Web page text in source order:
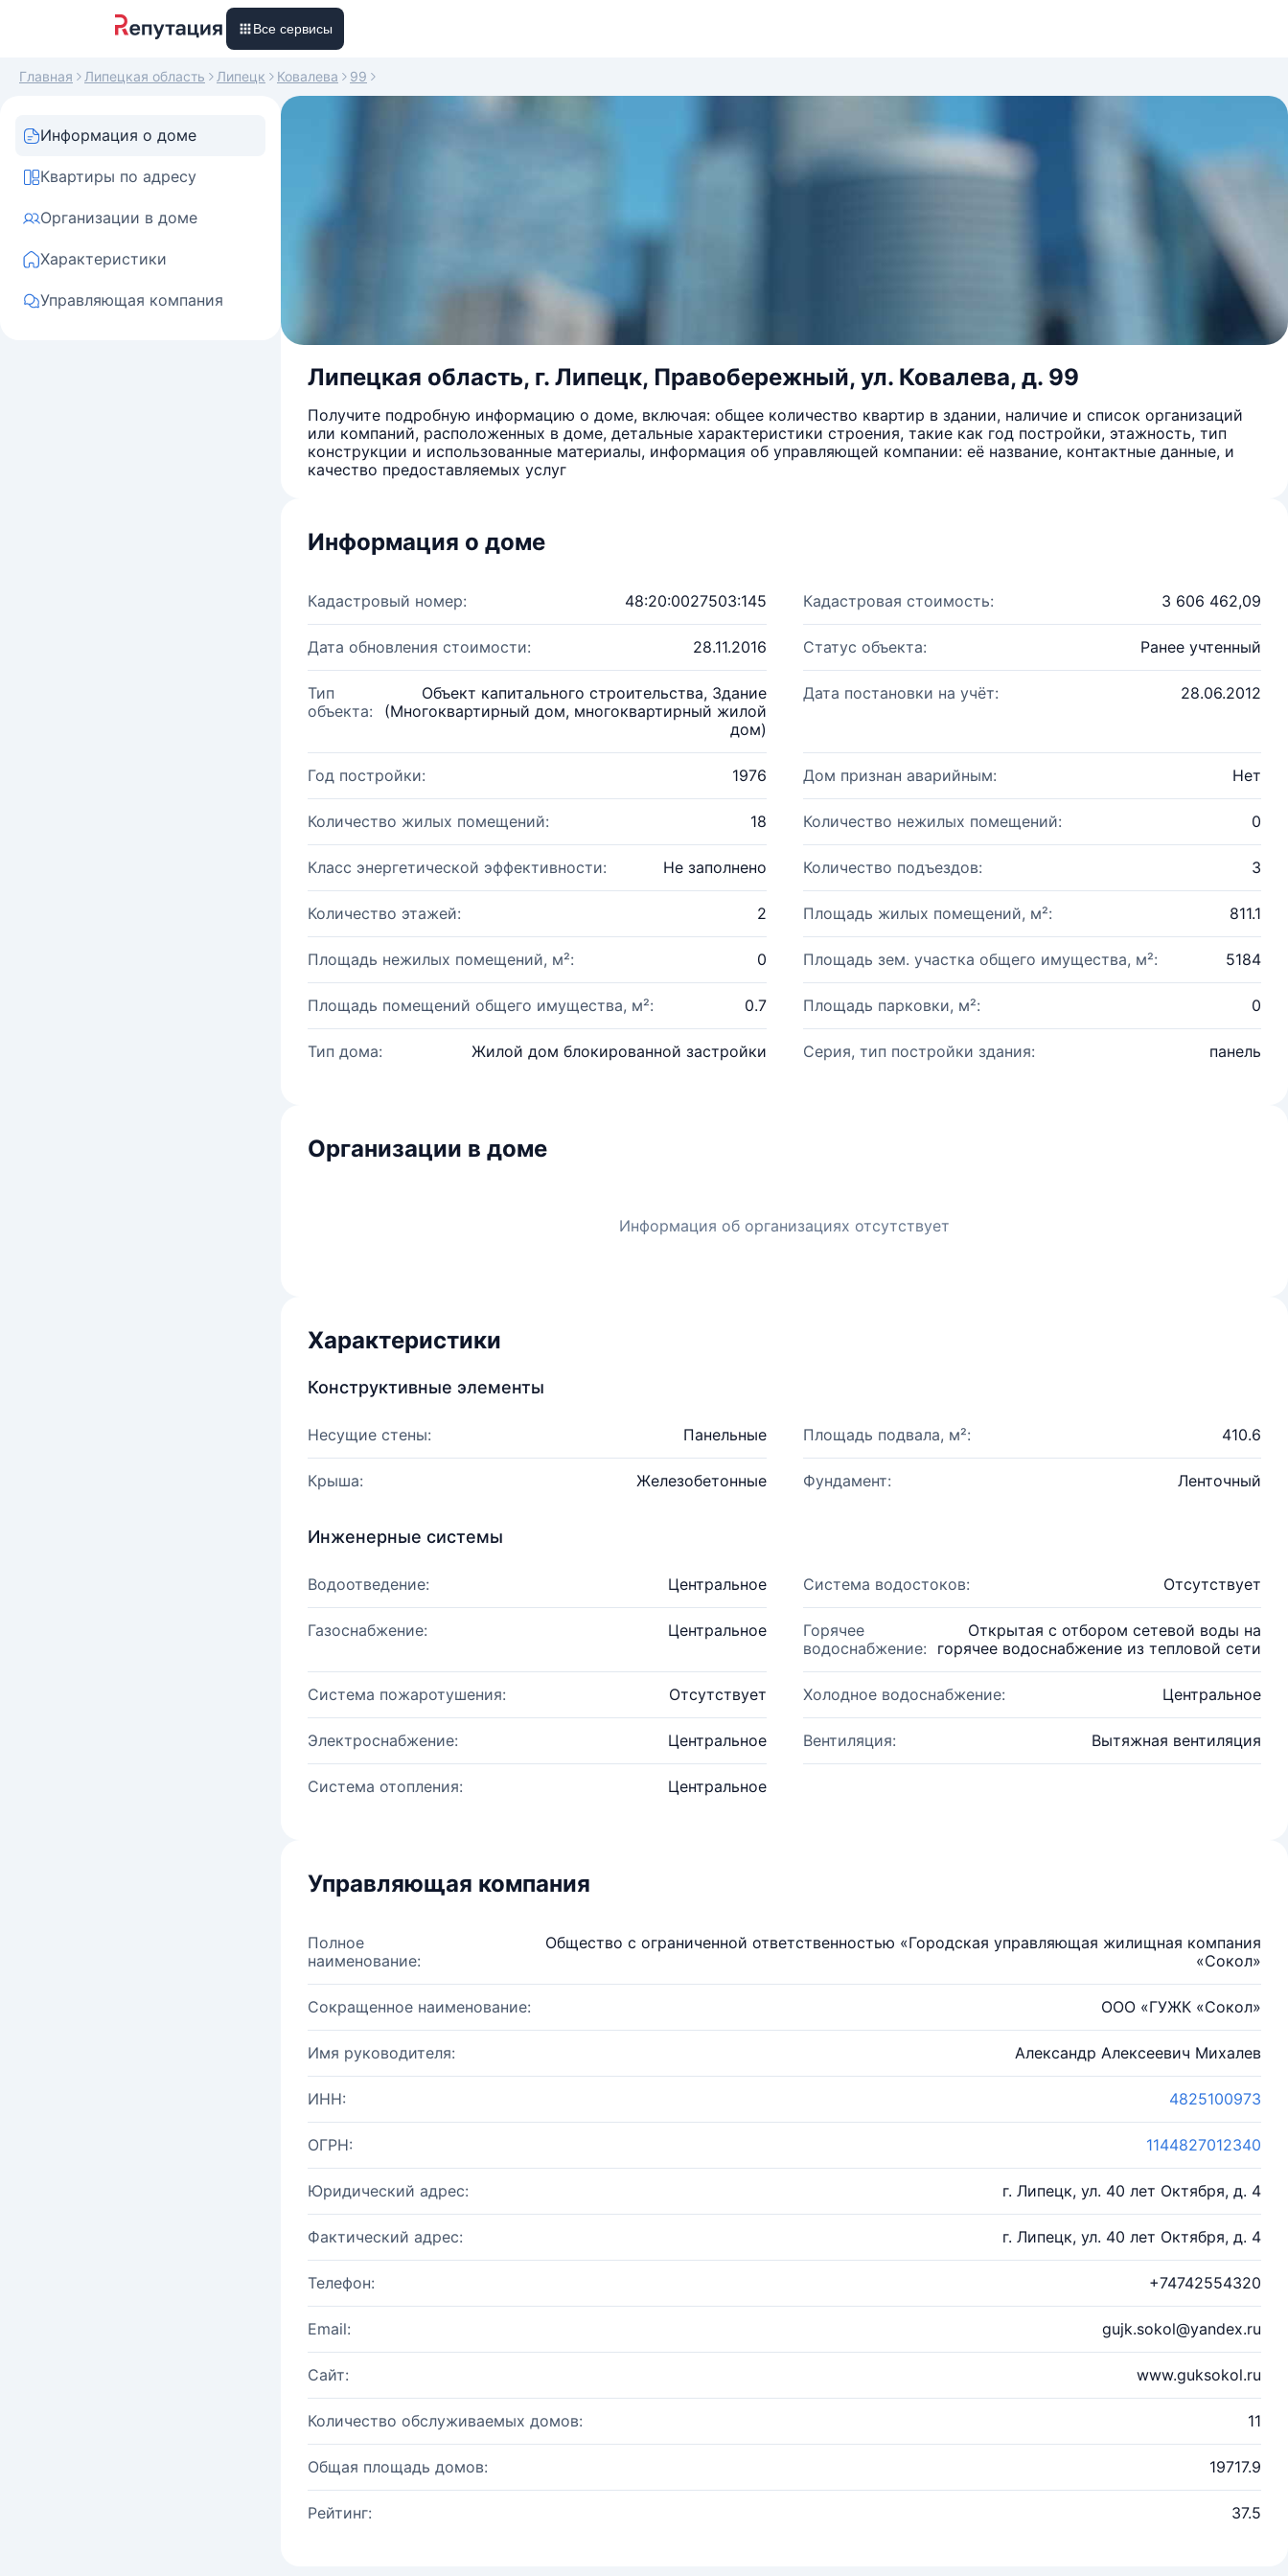
Все сервисы
Главная Липецкая область Липецк Ковалева 99
Информация о доме
Квартиры по адресу
Организации в доме
Характеристики
Управляющая компания
Липецкая область, г. Липецк, Правобережный, ул. Ковалева, д. 99
Получите подробную информацию о доме, включая: общее количество квартир в здании, наличие и список организаций
или компаний, расположенных в доме, детальные характеристики строения, такие как год постройки, этажность, тип
конструкции и использованные материалы, информация об управляющей компании: её название, контактные данные, и
качество предоставляемых услуг
Информация о доме
Кадастровый номер: 48:20:0027503:145 Кадастровая стоимость: 3 606 462,09
Дата обновления стоимости: 28.11.2016 Статус объекта: Ранее учтенный
Тип
объекта:
Объект капитального строительства, Здание
(Многоквартирный дом, многоквартирный жилой
дом)
Дата постановки на учёт: 28.06.2012
Год постройки: 1976 Дом признан аварийным: Нет
Количество жилых помещений: 18 Количество нежилых помещений: 0
Класс энергетической эффективности: Не заполнено Количество подъездов: 3
Количество этажей: 2 Площадь жилых помещений, м²: 811.1
Площадь нежилых помещений, м²: 0 Площадь зем. участка общего имущества, м²: 5184
Площадь помещений общего имущества, м²: 0.7 Площадь парковки, м²: 0
Тип дома: Жилой дом блокированной застройки Серия, тип постройки здания: панель
Организации в доме
Информация об организациях отсутствует
Характеристики
Конструктивные элементы
Несущие стены: Панельные Площадь подвала, м²: 410.6
Крыша: Железобетонные Фундамент: Ленточный
Инженерные системы
Водоотведение: Центральное Система водостоков: Отсутствует
Газоснабжение: Центральное
Горячее
водоснабжение:
Открытая с отбором сетевой воды на
горячее водоснабжение из тепловой сети
Система пожаротушения: Отсутствует Холодное водоснабжение: Центральное
Электроснабжение: Центральное Вентиляция: Вытяжная вентиляция
Система отопления: Центральное
Управляющая компания
Полное
наименование:
Общество с ограниченной ответственностью «Городская управляющая жилищная компания
«Сокол»
Сокращенное наименование: ООО «ГУЖК «Сокол»
Имя руководителя: Александр Алексеевич Михалев
ИНН: 4825100973
ОГРН: 1144827012340
Юридический адрес: г. Липецк, ул. 40 лет Октября, д. 4
Фактический адрес: г. Липецк, ул. 40 лет Октября, д. 4
Телефон: +74742554320
Email: gujk.sokol@yandex.ru
Сайт: www.guksokol.ru
Количество обслуживаемых домов: 11
Общая площадь домов: 19717.9
Рейтинг: 37.5